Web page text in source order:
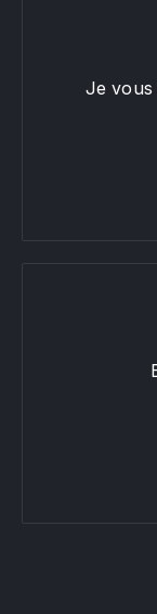
Je vous